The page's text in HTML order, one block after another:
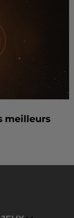
meilleurs